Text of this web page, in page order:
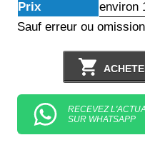
Prix
environ
Sauf erreur ou
RECEVEZ
SUR WHATSAPP